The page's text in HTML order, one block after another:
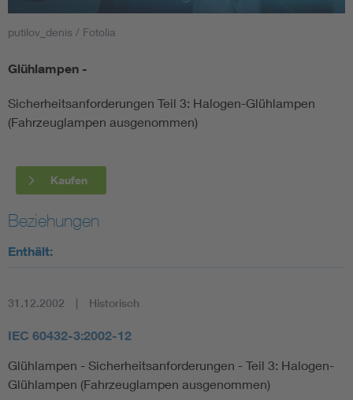
Smart Cities
DKE Fachinformationen im Kontext der Normung
Blitzschutz: DIN EN 62305 in der Übersicht
DIN VDE 0100 für sichere Elektroinstallationen
Elektrofachkraft (EFK)
putilov_denis / Fotolia
Glühlampen -
Sicherheitsanforderungen Teil 3: Halogen-Glühlampen
(Fahrzeuglampen ausgenommen)
Kaufen
Beziehungen
Enthält:
31.12.2002 Historisch
IEC 60432-3:2002-12
Glühlampen - Sicherheitsanforderungen - Teil 3: Halogen-
Glühlampen (Fahrzeuglampen ausgenommen)